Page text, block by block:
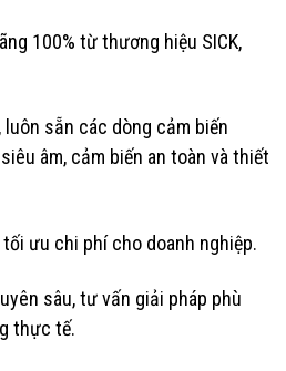
100% từ thương hiệu SICK,
luôn sẵn các dòng cảm biến
âm, cảm biến an toàn và thiết
ưu chi phí cho doanh nghiệp.
sâu, tư vấn giải pháp phù
thực tế.